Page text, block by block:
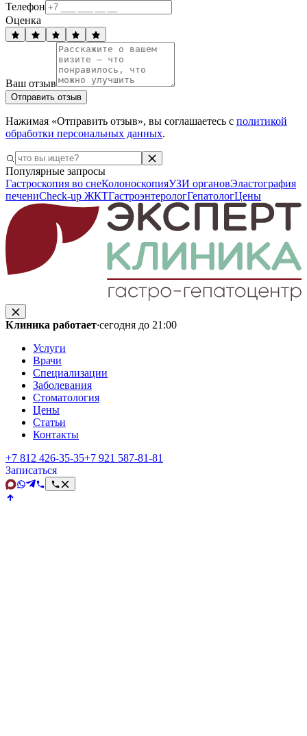
Телефон
Оценка
Ваш отзыв
Отправить отзыв
Нажимая «Отправить отзыв», вы соглашаетесь с политикой
обработки персональных данных.
Популярные запросы
Гастроскопия во снеКолоноскопияУЗИ органовЭластография
печениCheck-up ЖКТГастроэнтерологГепатологЦены
Клиника работает·сегодня до 21:00
Услуги
Врачи
Специализации
Заболевания
Стоматология
Цены
Статьи
Контакты
+7 812 426‑35‑35+7 921 587‑81‑81
Записаться